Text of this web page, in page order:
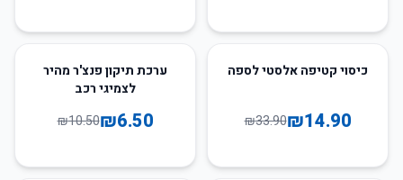
56%כיסוי קטיפה אלסטי לספה
₪14.90
₪33.90
38
ערכת תיקון פנצ'ר מהיר
לצמיגי רכב
₪6.50
₪10.50